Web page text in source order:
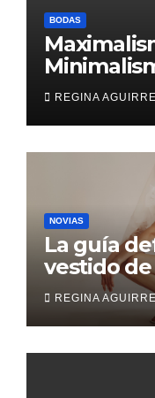
BODAS
revés
REGINA
NOVIAS
La guía
vestido
REGINA